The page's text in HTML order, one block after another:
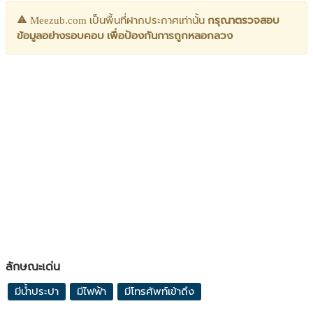
Meezub.com เป็นพื้นที่ฝากประกาศเท่านั้น กรุณาตรวจสอบ
ข้อมูลอย่างรอบคอบ เพื่อป้องกันการถูกหลอกลวง
ลักษณะเด่น
มีน้ำประปา มีไฟฟ้า มีโทรศัพท์เข้าถึง